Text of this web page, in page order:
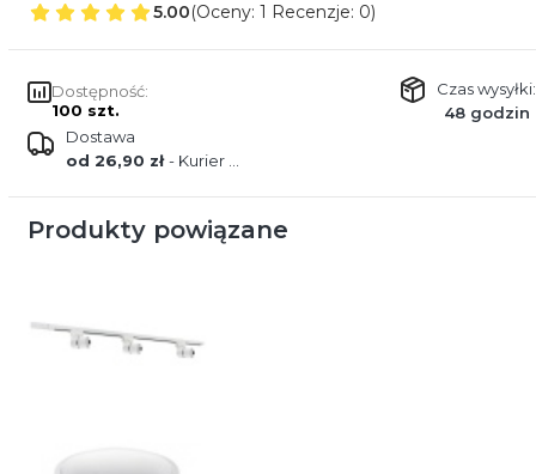
5.00(Oceny: 1 Recenzje: 0)
Dostępność:
100 szt.
Czas wysyłki:
48 godzin
Dostawa
od 26,90 zł- Kurier GLS Poland
Produkty powiązane